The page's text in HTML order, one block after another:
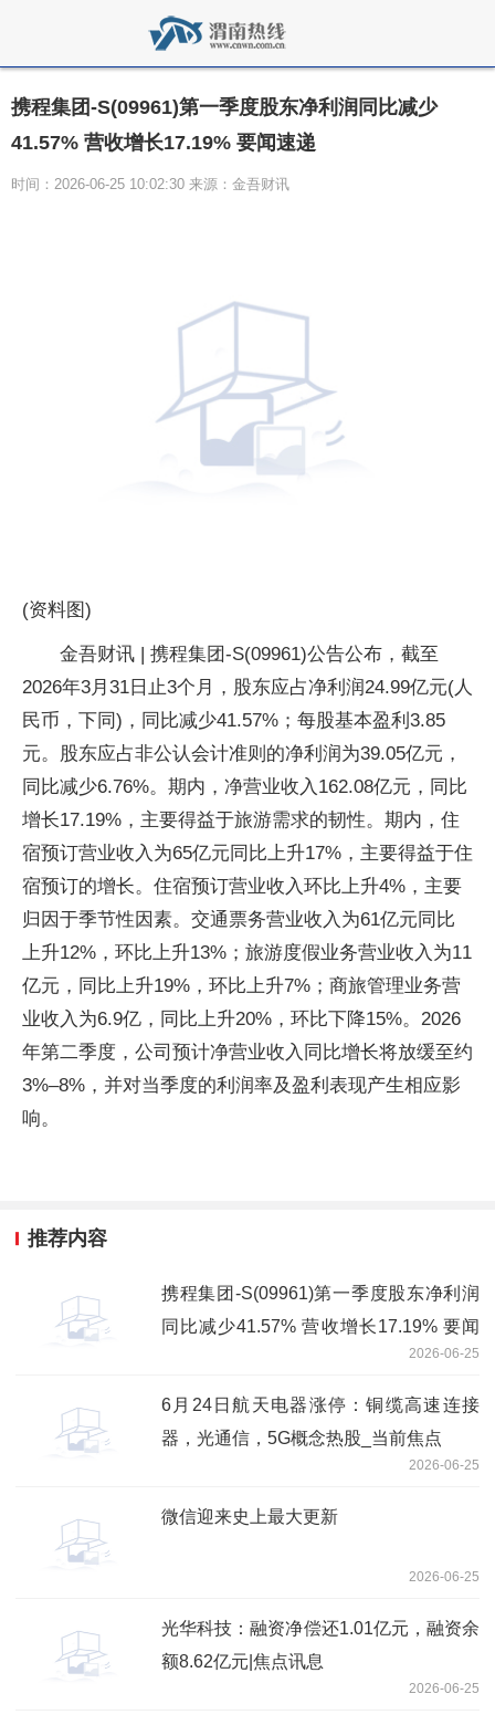
携程集团-S(09961)第一季度股东净利润同比减少
41.57% 营收增长17.19% 要闻速递
时间：2026-06-25 10:02:30 来源：金吾财讯
(资料图)
金吾财讯 | 携程集团-S(09961)公告公布，截至
2026年3月31日止3个月，股东应占净利润24.99亿元(人
民币，下同)，同比减少41.57%；每股基本盈利3.85
元。股东应占非公认会计准则的净利润为39.05亿元，
同比减少6.76%。期内，净营业收入162.08亿元，同比
增长17.19%，主要得益于旅游需求的韧性。期内，住
宿预订营业收入为65亿元同比上升17%，主要得益于住
宿预订的增长。住宿预订营业收入环比上升4%，主要
归因于季节性因素。交通票务营业收入为61亿元同比
上升12%，环比上升13%；旅游度假业务营业收入为11
亿元，同比上升19%，环比上升7%；商旅管理业务营
业收入为6.9亿，同比上升20%，环比下降15%。2026
年第二季度，公司预计净营业收入同比增长将放缓至约
3%–8%，并对当季度的利润率及盈利表现产生相应影
响。
推荐内容
携程集团-S(09961)第一季度股东净利润
同比减少41.57% 营收增长17.19% 要闻
2026-06-25
6月24日航天电器涨停：铜缆高速连接
器，光通信，5G概念热股_当前焦点
2026-06-25
微信迎来史上最大更新
2026-06-25
光华科技：融资净偿还1.01亿元，融资余
额8.62亿元|焦点讯息
2026-06-25